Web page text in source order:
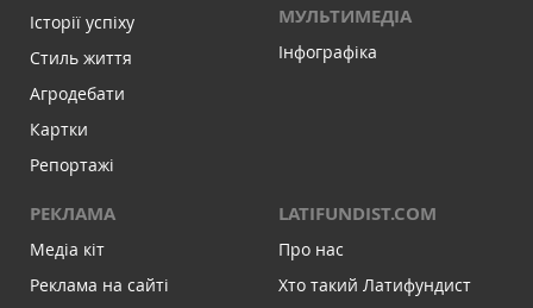
Історії успіху
Стиль життя
Агродебати
Картки
Репортажі
МУЛЬТИМЕДІА
Інфографіка
РЕКЛАМА
Медіа кіт
Реклама на сайті
LATIFUNDIST.COM
Про нас
Хто такий Латифундист